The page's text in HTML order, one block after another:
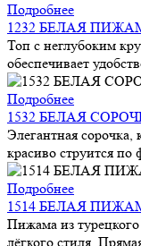
Подробнее
1232 БЕЛАЯ
Топ с неглубоким
обеспечивает
Подробнее
1532 БЕЛАЯ
Элегантная
красиво струится
Подробнее
1514 БЕЛАЯ
Пижама из
лёгкого стиля.